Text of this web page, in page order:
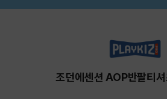
조던에센션 AOP반팔티